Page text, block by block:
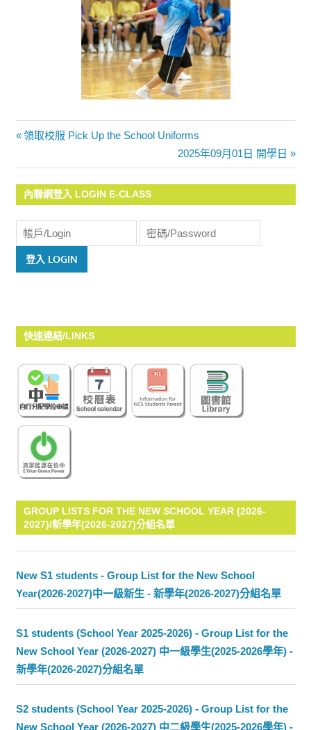
章
導
覽
Previous
領取校服 Pick Up the School Uniforms
Next
Post:
2025年09月01日 開學日
內聯網登入 LOGIN E-CLASS
快速連結/LINKS
GROUP LISTS FOR THE NEW SCHOOL YEAR (2026-
2027)/新學年(2026-2027)分組名單
New S1 students - Group List for the New School
Year(2026-2027)中一級新生 - 新學年(2026-2027)分組名單
S1 students (School Year 2025-2026) - Group List for the
New School Year (2026-2027) 中一級學生(2025-2026學年) -
新學年(2026-2027)分組名單
S2 students (School Year 2025-2026) - Group List for the
New School Year (2026-2027) 中二級學生(2025-2026學年) -